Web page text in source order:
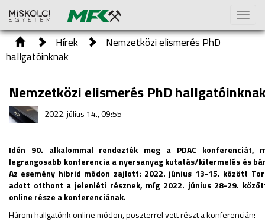
Toggle
Hírek
Nemzetközi elismerés PhD
hallgatóinknak
Nemzetközi elismerés PhD
2022. július 14., 09:55
Idén 90. alkalommal rendezték meg a PDAC konferenciát,
legrangosabb konferencia a nyersanyag kutatás/kitermelés és
Az esemény hibrid módon zajlott: 2022. június 13-15. között
adott otthont a jelenléti résznek, míg 2022. június 28-29.
online része a konferenciának.
Három hallgatónk online módon, poszterrel vett részt a konferencián: